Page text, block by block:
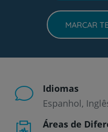
MARCAR
Idiomas
Espanhol
Áreas de